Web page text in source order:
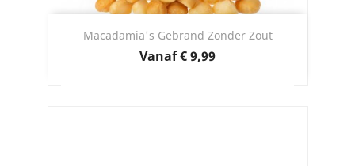
Macadamia's Gebrand Zonder Zout
VanafPrijs
€ 9,99